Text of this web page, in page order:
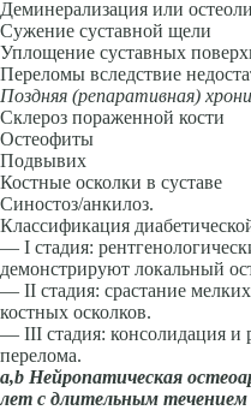
Деминерализация или
Сужение суставной щели
Уплощение суставных
Переломы вследствие
Поздняя (репаративная)
Склероз пораженной кости
Остеофиты
Подвывих
Костные осколки в суставе
Синостоз/анкилоз.
Классификация
— I стадия:
демонстрируют локальный
— II стадия: срастание
костных осколков.
— III стадия: консолидация и
перелома.
а,b Нейропатическая
лет с длительным течением